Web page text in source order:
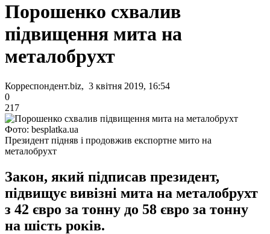
Порошенко схвалив
підвищення мита на
металобрухт
Корреспондент.biz, 3 квітня 2019, 16:54
0
217
Фото: besplatka.ua
Президент підняв і продовжив експортне мито на
металобрухт
Закон, який підписав президент,
підвищує вивізні мита на металобрухт
з 42 євро за тонну до 58 євро за тонну
на шість років.